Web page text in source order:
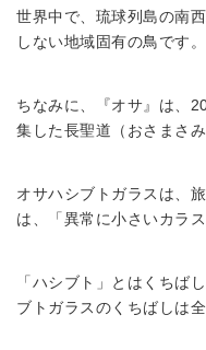
世界中で、琉球列島の南
しない地域固有の鳥です。
ちなみに、『オサ』は、
集した長聖道（おさまさ
オサハシブトガラスは、
は、「異常に小さいカラ
「ハシブト」とはくちば
ブトガラスのくちばしは